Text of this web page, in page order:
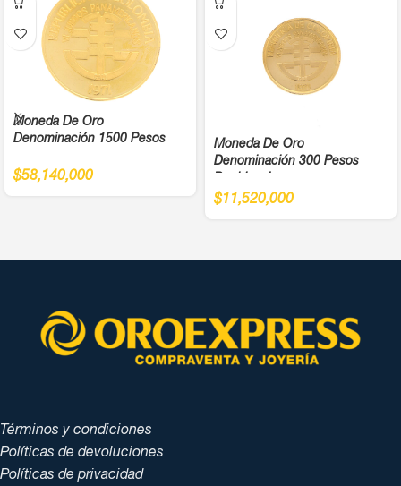
Moneda De Oro
Denominación 1500 Pesos
Panamericanos Año 1971 Cali
$58,140,000
Moneda De Oro
Denominación 300 Pesos
Panamericanos Año 1971 Cali
$11,520,000
Términos y condiciones
Políticas de devoluciones
Políticas de privacidad